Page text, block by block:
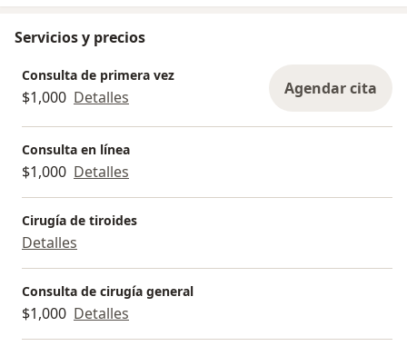
Servicios y precios
Consulta de primera vez
$1,000 Detalles Agendar cita
Consulta en línea
$1,000 Detalles
Cirugía de tiroides
Detalles
Consulta de cirugía general
$1,000 Detalles